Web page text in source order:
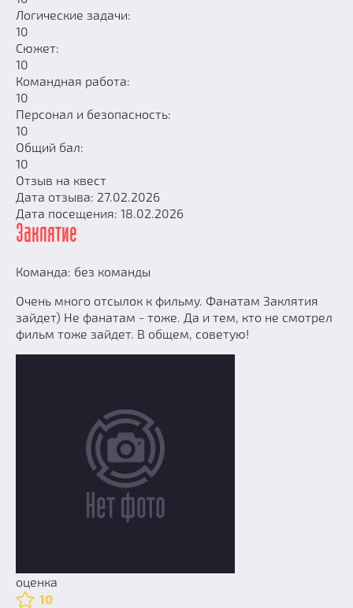
Логические задачи:
10
Сюжет:
10
Командная работа:
10
Персонал и безопасность:
10
Общий бал:
10
Отзыв на квест
Дата отзыва: 27.02.2026
Дата посещения: 18.02.2026
Заклятие
Команда: без команды
Очень много отсылок к фильму. Фанатам Заклятия
зайдет) Не фанатам - тоже. Да и тем, кто не смотрел
фильм тоже зайдет. В общем, советую!
оценка
10